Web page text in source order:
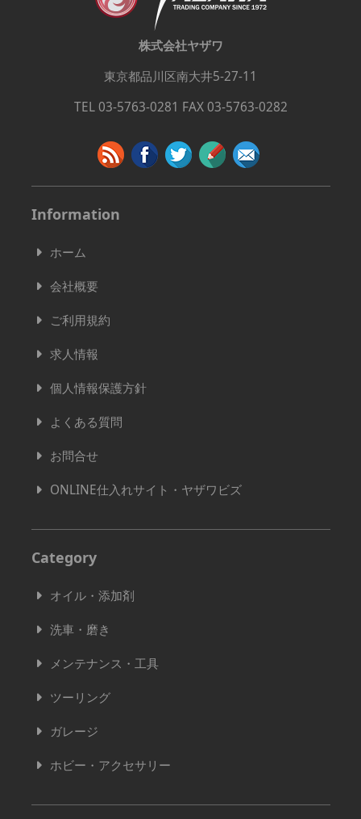
株式会社ヤザワ
東京都品川区南大井5-27-11
TEL 03-5763-0281 FAX 03-5763-0282
Information
ホーム
会社概要
ご利用規約
求人情報
個人情報保護方針
よくある質問
お問合せ
ONLINE仕入れサイト・ヤザワビズ
Category
オイル・添加剤
洗車・磨き
メンテナンス・工具
ツーリング
ガレージ
ホビー・アクセサリー